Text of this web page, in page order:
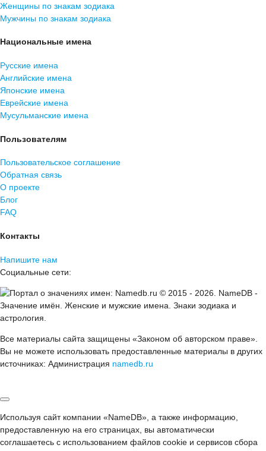
Женщины по знакам зодиака
Мужчины по знакам зодиака
Национальные имена
Русские имена
Английские имена
Японские имена
Еврейские имена
Мусульманские имена
Пользователям
Пользовательское соглашение
Обратная связь
О проекте
Блог
FAQ
Контакты
Напишите нам
Социальные сети:
© 2015 - 2026 NameDB -
Значение имён. Женские и мужские имена. Знаки зодиака и
астрология.
Все материалы сайта защищены «Законом об авторском праве».
Вы не можете использовать предоставленные материалы в других
источниках: Администрация namedb.ru
Используя сайт компании «NameDB», а также информацию,
предоставленную на его страницах, вы автоматически
соглашаетесь с использованием файлов cookie и сервисов сбора